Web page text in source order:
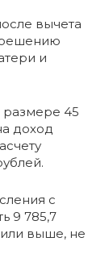
вычета
решению
и
размере 45
доход
с
9 785,7
выше, не